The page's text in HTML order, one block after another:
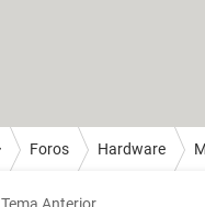
Foros Hardware